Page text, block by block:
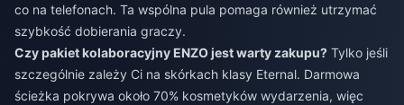
co na telefonach. Ta wspólna pula pomaga również utrzymać
szybkość dobierania graczy.
Czy pakiet kolaboracyjny ENZO jest warty zakupu? Tylko jeśli
szczególnie zależy Ci na skórkach klasy Eternal. Darmowa
ścieżka pokrywa około 70% kosmetyków wydarzenia, więc